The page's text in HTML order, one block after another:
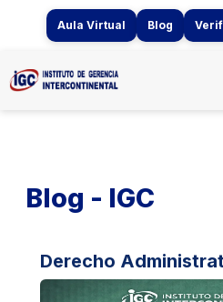
Aula Virtual Blog
Blog - IGC
Derecho